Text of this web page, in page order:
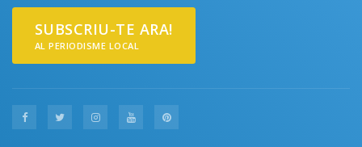
SUBSCRIU-TE ARA!
AL PERIODISME LOCAL